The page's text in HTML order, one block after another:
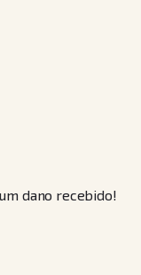
dano recebido!